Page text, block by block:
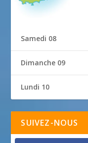
Samedi 08
Dimanche 09
Lundi 10
SUIVEZ-NOUS